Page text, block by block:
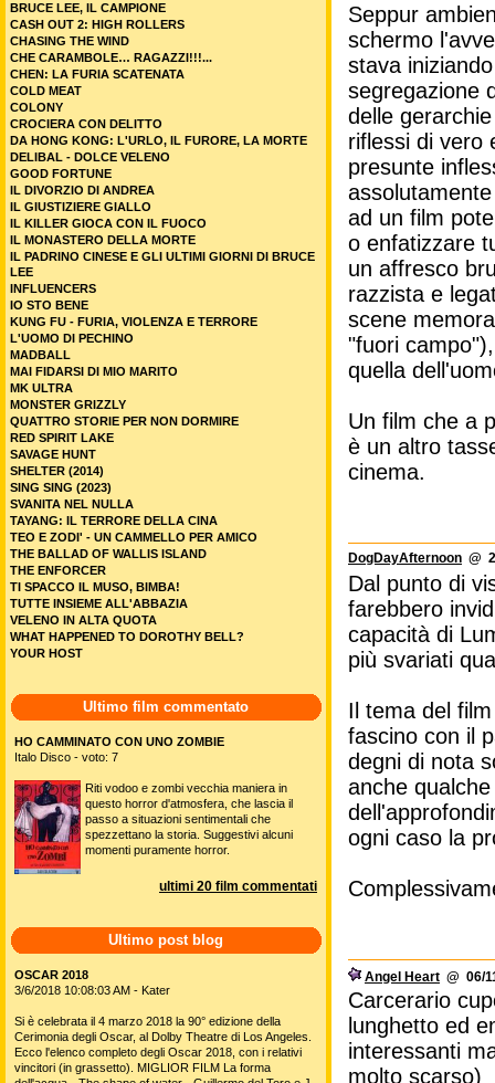
Seppur
schermo
stava
segregazione
delle
riflessi di vero
presunte
ad un film
o enfatizzare
un affresco
razzista e
scene
"fuori
quella
Un film che a
è un altro
cinema.
DogDayAfternoon @
Dal punto di
farebbero
capacità di
più svariati
Il tema del
fascino con il
degni di nota
anche
ogni caso la
Angel Heart @ 06/
Carcerario
lunghetto ed
interessanti
molto scarso)
BRUCE LEE, IL CAMPIONE
CASH OUT 2: HIGH ROLLERS
CHASING THE WIND
CHE CARAMBOLE… RAGAZZI!!!...
CHEN: LA FURIA SCATENATA
COLD MEAT
COLONY
CROCIERA CON DELITTO
DA HONG KONG: L'URLO, IL FURORE, LA MORTE
DELIBAL - DOLCE VELENO
GOOD FORTUNE
IL DIVORZIO DI ANDREA
IL GIUSTIZIERE GIALLO
IL KILLER GIOCA CON IL FUOCO
IL MONASTERO DELLA MORTE
IL PADRINO CINESE E GLI ULTIMI GIORNI DI BRUCE
LEE
INFLUENCERS
IO STO BENE
KUNG FU - FURIA, VIOLENZA E TERRORE
L'UOMO DI PECHINO
MADBALL
MAI FIDARSI DI MIO MARITO
MK ULTRA
MONSTER GRIZZLY
QUATTRO STORIE PER NON DORMIRE
RED SPIRIT LAKE
SAVAGE HUNT
SHELTER (2014)
SING SING (2023)
SVANITA NEL NULLA
TAYANG: IL TERRORE DELLA CINA
TEO E ZODI' - UN CAMMELLO PER AMICO
THE BALLAD OF WALLIS ISLAND
THE ENFORCER
TI SPACCO IL MUSO, BIMBA!
TUTTE INSIEME ALL'ABBAZIA
VELENO IN ALTA QUOTA
WHAT HAPPENED TO DOROTHY BELL?
YOUR HOST
Ultimo film commentato
HO CAMMINATO CON UNO ZOMBIE
Italo Disco - voto: 7
Riti vodoo e zombi vecchia maniera in
questo horror d'atmosfera, che lascia il
passo a situazioni sentimentali che
spezzettano la storia. Suggestivi alcuni
momenti puramente horror.
ultimi 20 film commentati
Ultimo post blog
OSCAR 2018
3/6/2018 10:08:03 AM - Kater
Si è celebrata il 4 marzo 2018 la 90° edizione della
Cerimonia degli Oscar, al Dolby Theatre di Los Angeles.
Ecco l'elenco completo degli Oscar 2018, con i relativi
vincitori (in grassetto). MIGLIOR FILM La forma